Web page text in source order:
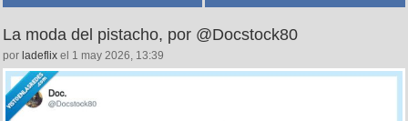
La moda del pistacho, por @Docstock80
por ladeflix el 1 may 2026, 13:39